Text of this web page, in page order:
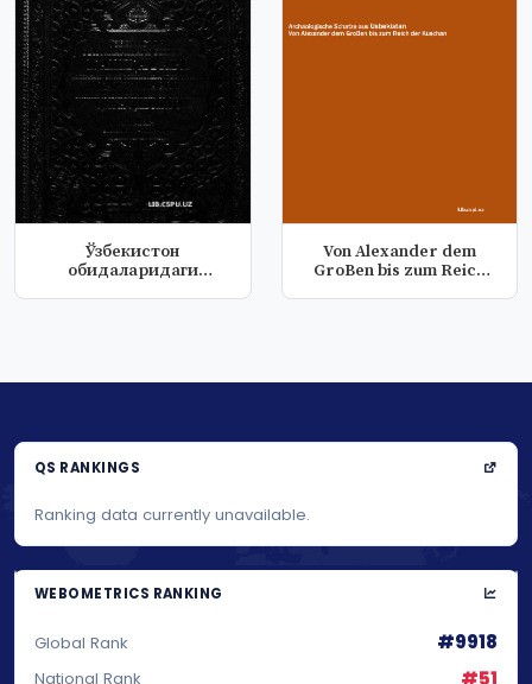
Ўзбекистон
обидаларидаги
Von Alexander dem
GroBen bis zum Reich
QS RANKINGS
Ranking data currently unavailable.
WEBOMETRICS RANKING
Global Rank #9918
National Rank #51